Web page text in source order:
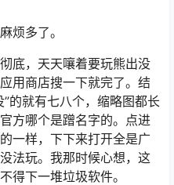
烦多了。
底，天天嚷着要玩熊出没
用商店搜一下就完了。结
的就有七八个，缩略图都长
方哪个是蹭名字的。点进
一样，下下来打开全是广
法玩。我那时候心想，这
得下一堆垃圾软件。